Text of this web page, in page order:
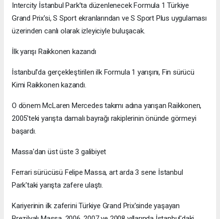
Intercity İstanbul Park’ta düzenlenecek Formula 1 Türkiye
Grand Prix'si, S Sport ekranlarından ve S Sport Plus uygulaması
üzerinden canlı olarak izleyiciyle buluşacak.
İlk yarışı Raikkonen kazandı
İstanbul'da gerçekleştirilen ilk Formula 1 yarışını, Fin sürücü
Kimi Raikkonen kazandı.
O dönem McLaren Mercedes takımı adına yarışan Raikkonen,
2005'teki yarışta damalı bayrağı rakiplerinin önünde görmeyi
başardı.
Massa'dan üst üste 3 galibiyet
Ferrari sürücüsü Felipe Massa, art arda 3 sene İstanbul
Park'taki yarışta zafere ulaştı.
Kariyerinin ilk zaferini Türkiye Grand Prix'sinde yaşayan